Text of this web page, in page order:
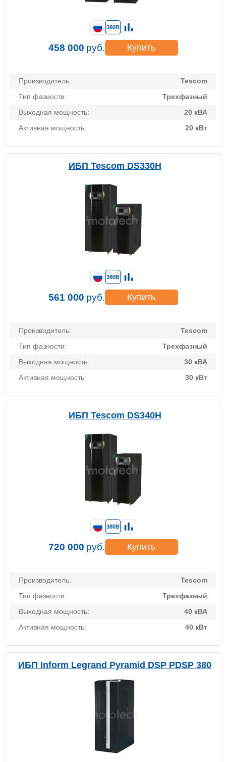
Производитель:
Tescom
Тип фазности:
Трехфазный
Выходная мощность:
20 кВА
Активная мощность:
20 кВт
380В
458 000 руб. Купить
ИБП Tescom DS330H
Производитель:
Tescom
Тип фазности:
Трехфазный
Выходная мощность:
30 кВА
Активная мощность:
30 кВт
380В
561 000 руб. Купить
ИБП Tescom DS340H
Производитель:
Tescom
Тип фазности:
Трехфазный
Выходная мощность:
40 кВА
Активная мощность:
40 кВт
380В
720 000 руб. Купить
ИБП Inform Legrand Pyramid DSP PDSP 380